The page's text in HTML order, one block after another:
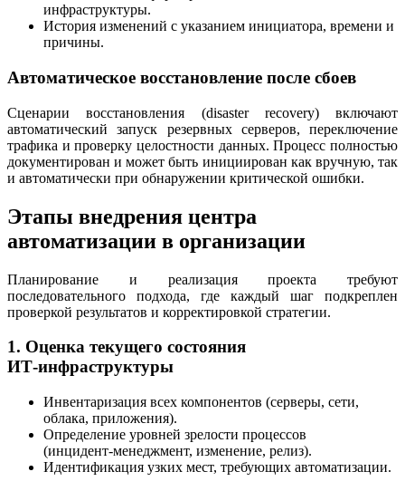
инфраструктуры.
История изменений с указанием инициатора, времени и
причины.
Автоматическое восстановление после сбоев
Сценарии восстановления (disaster recovery) включают
автоматический запуск резервных серверов, переключение
трафика и проверку целостности данных. Процесс полностью
документирован и может быть инициирован как вручную, так
и автоматически при обнаружении критической ошибки.
Этапы внедрения центра
автоматизации в организации
Планирование и реализация проекта требуют
последовательного подхода, где каждый шаг подкреплен
проверкой результатов и корректировкой стратегии.
1. Оценка текущего состояния
ИТ‑инфраструктуры
Инвентаризация всех компонентов (серверы, сети,
облака, приложения).
Определение уровней зрелости процессов
(инцидент‑менеджмент, изменение, релиз).
Идентификация узких мест, требующих автоматизации.